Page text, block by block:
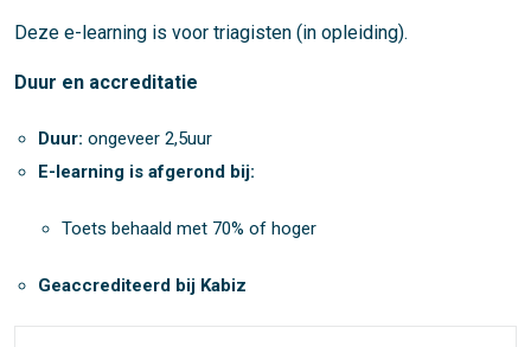
Deze e-learning is voor triagisten (in opleiding).
Duur en accreditatie
Duur: ongeveer 2,5uur
E-learning is afgerond bij:
Toets behaald met 70% of hoger
Geaccrediteerd bij Kabiz